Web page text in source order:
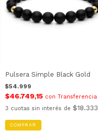
Pulsera Simple Black Gold
$54.999
$46.749,15 con Transferencia
3 cuotas sin interés de $18.333